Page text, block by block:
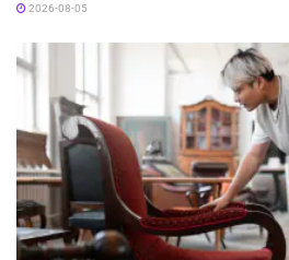
2026-08-05